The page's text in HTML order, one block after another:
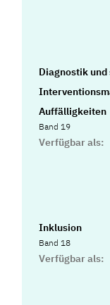
Diagnostik und
Auffälligkeiten
Band 19
Verfügbar als:
Inklusion
Band 18
Verfügbar als: